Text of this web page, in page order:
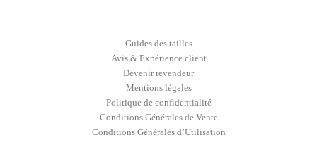
Guides des tailles
Avis & Expérience client
Devenir revendeur
Mentions légales
Politique de confidentialité
Conditions Générales de Vente
Conditions Générales d’Utilisation